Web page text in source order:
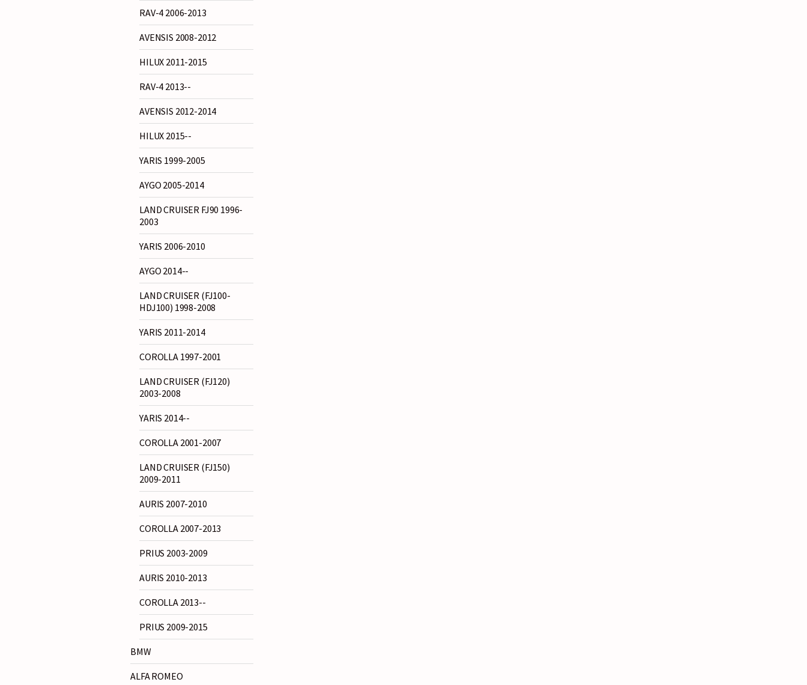
RAV-4 2006-2013
AVENSIS 2008-2012
HILUX 2011-2015
RAV-4 2013--
AVENSIS 2012-2014
HILUX 2015--
YARIS 1999-2005
AYGO 2005-2014
LAND CRUISER FJ90 1996-
2003
YARIS 2006-2010
AYGO 2014--
LAND CRUISER (FJ100-
HDJ100) 1998-2008
YARIS 2011-2014
COROLLA 1997-2001
LAND CRUISER (FJ120)
2003-2008
YARIS 2014--
COROLLA 2001-2007
LAND CRUISER (FJ150)
2009-2011
AURIS 2007-2010
COROLLA 2007-2013
PRIUS 2003-2009
AURIS 2010-2013
COROLLA 2013--
PRIUS 2009-2015
BMW
ALFA ROMEO